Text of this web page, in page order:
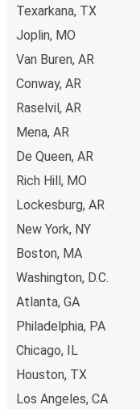
Texarkana, TX
Joplin, MO
Van Buren, AR
Conway, AR
Raselvil, AR
Mena, AR
De Queen, AR
Rich Hill, MO
Lockesburg, AR
New York, NY
Boston, MA
Washington, D.C.
Atlanta, GA
Philadelphia, PA
Chicago, IL
Houston, TX
Los Angeles, CA